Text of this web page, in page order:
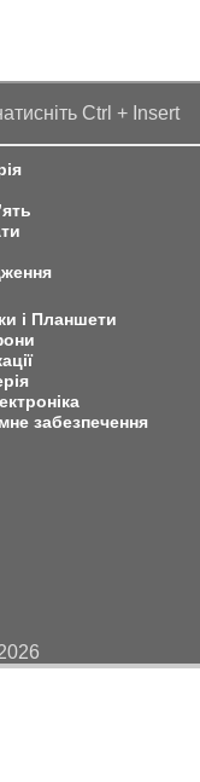
Ctrl + Insert
і Планшети
забезпечення